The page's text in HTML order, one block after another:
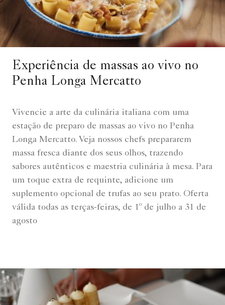
Experiência de massas ao vivo no
Penha Longa Mercatto
Vivencie a arte da culinária italiana com uma
estação de preparo de massas ao vivo no Penha
Longa Mercatto. Veja nossos chefs prepararem
massa fresca diante dos seus olhos, trazendo
sabores autênticos e maestria culinária à mesa. Para
um toque extra de requinte, adicione um
suplemento opcional de trufas ao seu prato. Oferta
válida todas as terças-feiras, de 1º de julho a 31 de
agosto